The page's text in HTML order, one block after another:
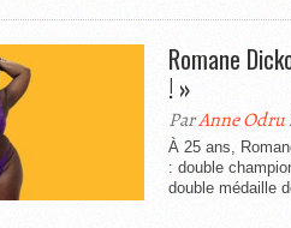
Romane
! »
ParAnne Odru
À 25 ans,
: double
double médaille